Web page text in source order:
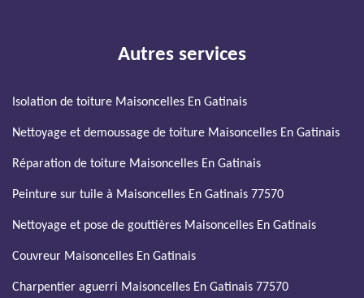
Autres services
Isolation de toiture Maisoncelles En Gatinais
Nettoyage et demoussage de toiture Maisoncelles En Gatinais
Réparation de toiture Maisoncelles En Gatinais
Peinture sur tuile à Maisoncelles En Gatinais 77570
Nettoyage et pose de gouttières Maisoncelles En Gatinais
Couvreur Maisoncelles En Gatinais
Charpentier aguerri Maisoncelles En Gatinais 77570